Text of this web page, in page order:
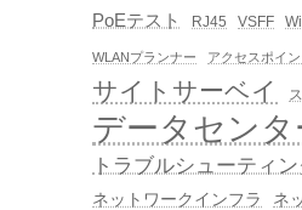
PoEテスト RJ45 VSFF
WLANプランナー アクセスポイ
サイトサーベイ
データセンタ
トラブルシューティ
ネットワークインフラ ネ